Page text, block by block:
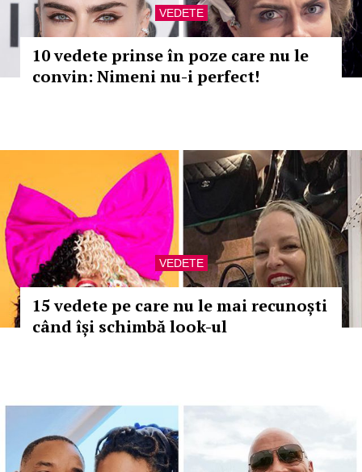
VEDETE
10 vedete prinse în poze care nu le
convin: Nimeni nu-i perfect!
VEDETE
15 vedete pe care nu le mai recunoști
când își schimbă look-ul